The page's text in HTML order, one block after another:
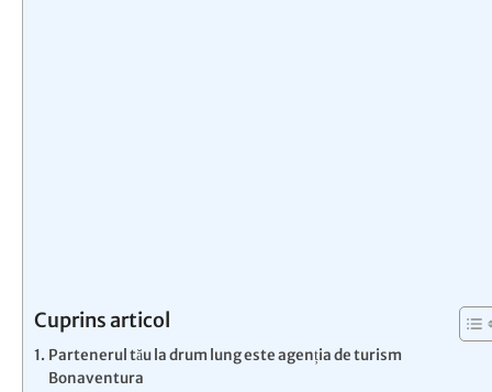
Cuprins articol
Partenerul tău la drum lung este agenția de turism
Bonaventura